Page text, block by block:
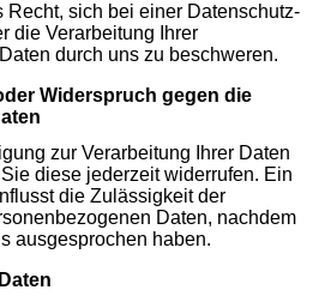
Recht, sich bei einer Datenschutz-
die Verarbeitung Ihrer
durch uns zu beschweren.
Widerspruch gegen die
zur Verarbeitung Ihrer Daten
diese jederzeit widerrufen. Ein
die Zulässigkeit der
Daten, nachdem
ausgesprochen haben.